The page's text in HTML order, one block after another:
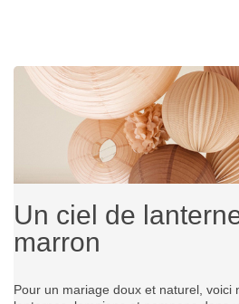
Un ciel de
marron
Pour un mariage doux et naturel, voici